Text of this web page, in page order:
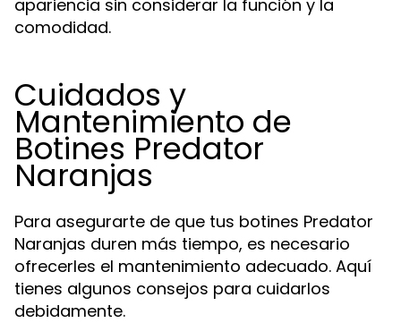
apariencia sin considerar la función y la
comodidad.
Cuidados y
Mantenimiento de
Botines Predator
Naranjas
Para asegurarte de que tus botines Predator
Naranjas duren más tiempo, es necesario
ofrecerles el mantenimiento adecuado. Aquí
tienes algunos consejos para cuidarlos
debidamente.